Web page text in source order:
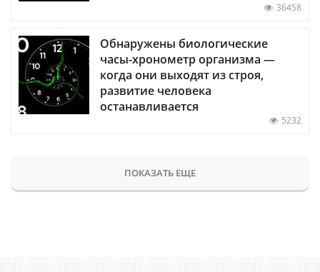
36458
Обнаружены биологические
часы-хронометр организма —
когда они выходят из строя,
развитие человека
останавливается
5232
ПОКАЗАТЬ ЕЩЕ